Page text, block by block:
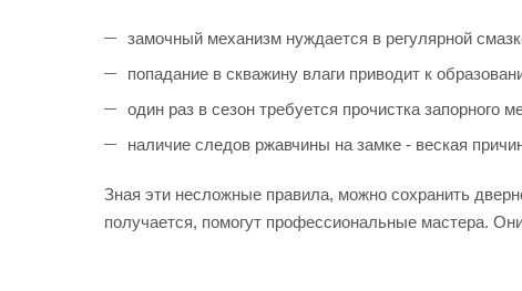
замочный механизм нуждается в регулярной
попадание в скважину влаги приводит к
один раз в сезон требуется прочистка запорного
наличие следов ржавчины на замке - веская
Зная эти несложные правила, можно сохранить
получается, помогут профессиональные мастера.